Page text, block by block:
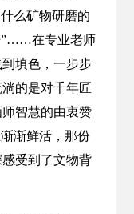
么矿物研磨的
”……在专业老师
填色，一步步
的是对千年匠
智慧的由衷赞
渐鲜活，那份
受到了文物背